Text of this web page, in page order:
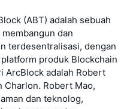
(ABT) adalah sebuah
dan
terdesentralisasi, dengan
produk Blockchain
ArcBlock adalah Robert
Charlon. Robert Mao,
dan teknolog,